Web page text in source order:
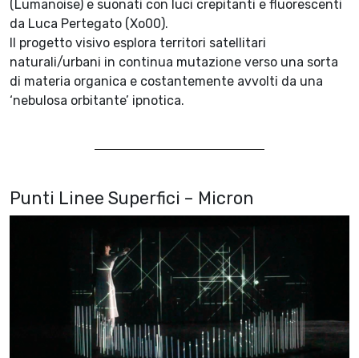
(Lumanoise) e suonati con luci crepitanti e fluorescenti
da Luca Pertegato (Xo00).
Il progetto visivo esplora territori satellitari
naturali/urbani in continua mutazione verso una sorta
di materia organica e costantemente avvolti da una
‘nebulosa orbitante’ ipnotica.
Punti Linee Superfici – Micron